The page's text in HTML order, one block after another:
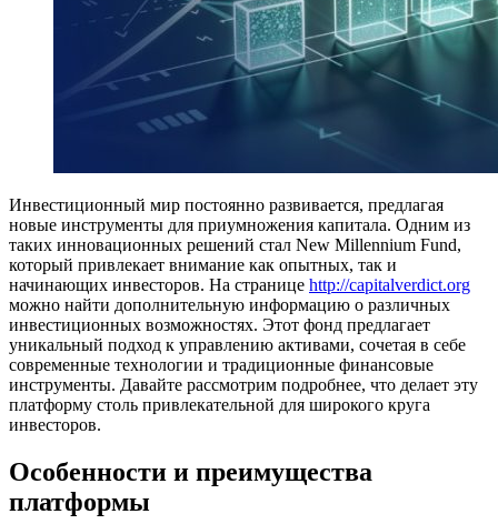
Инвестиционный мир постоянно развивается, предлагая
новые инструменты для приумножения капитала. Одним из
таких инновационных решений стал New Millennium Fund,
который привлекает внимание как опытных, так и
начинающих инвесторов. На странице http://capitalverdict.org
можно найти дополнительную информацию о различных
инвестиционных возможностях. Этот фонд предлагает
уникальный подход к управлению активами, сочетая в себе
современные технологии и традиционные финансовые
инструменты. Давайте рассмотрим подробнее, что делает эту
платформу столь привлекательной для широкого круга
инвесторов.
Особенности и преимущества
платформы